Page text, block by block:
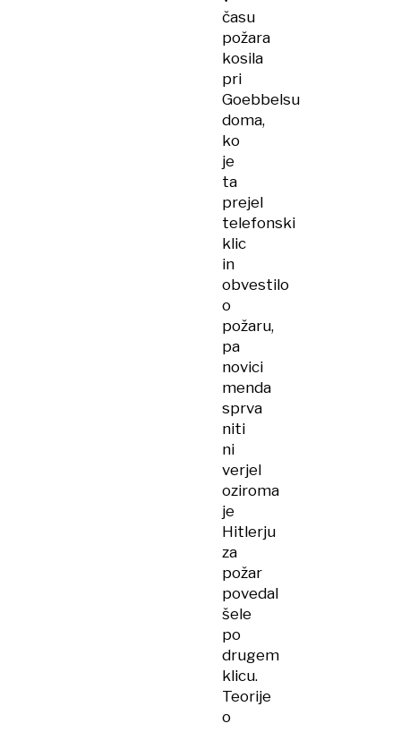
času
požara
kosila
pri
Goebbelsu
doma,
ko
je
ta
prejel
telefonski
klic
in
obvestilo
o
požaru,
pa
novici
menda
sprva
niti
ni
verjel
oziroma
je
Hitlerju
za
požar
povedal
šele
po
drugem
klicu.
Teorije
o